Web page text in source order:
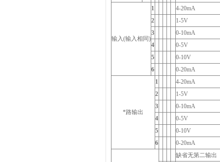
输入(输入相同)
1
4-20mA
2
1-5V
3
0-10mA
4
0-5V
5
0-10V
6
0-20mA
*路输出
1
4-20mA
2
1-5V
3
0-10mA
4
0-5V
5
0-10V
6
0-20mA
缺省无第二输出